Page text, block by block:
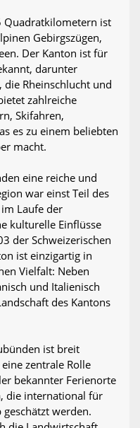
Quadratkilometern ist
Gebirgszügen,
Der Kanton ist für
darunter
Rheinschlucht und
zahlreiche
Skifahren,
es zu einem beliebten
macht.
eine reiche und
war einst Teil des
Laufe der
kulturelle Einflüsse
der Schweizerischen
ist einzigartig in
Vielfalt: Neben
und Italienisch
des Kantons
ist breit
zentrale Rolle
bekannter Ferienorte
die international für
werden.